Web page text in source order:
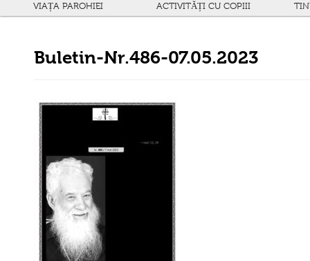
VIAȚA PAROHIEI ACTIVITĂȚI CU COPIII
Buletin-Nr.486-07.05.2023